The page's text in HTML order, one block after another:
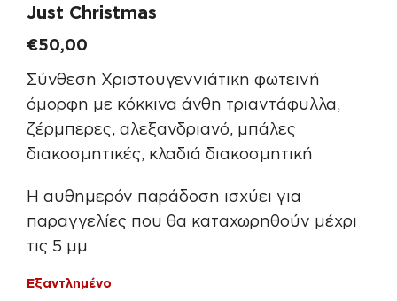
Just Christmas
€50,00
Σύνθεση Χριστουγεννιάτικη φωτεινή
όμορφη με κόκκινα άνθη τριαντάφυλλα,
ζέρμπερες, αλεξανδριανό, μπάλες
διακοσμητικές, κλαδιά διακοσμητική
Η αυθημερόν παράδοση ισχύει για
παραγγελίες που θα καταχωρηθούν μέχρι
τις 5 μμ
Εξαντλημένο